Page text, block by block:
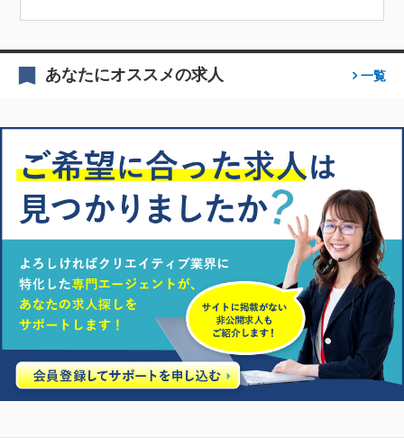
あなたにオススメの求人 一覧